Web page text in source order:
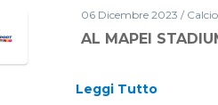
06 Dicembre 2023 / Calcio
AL MAPEI
Leggi Tutto